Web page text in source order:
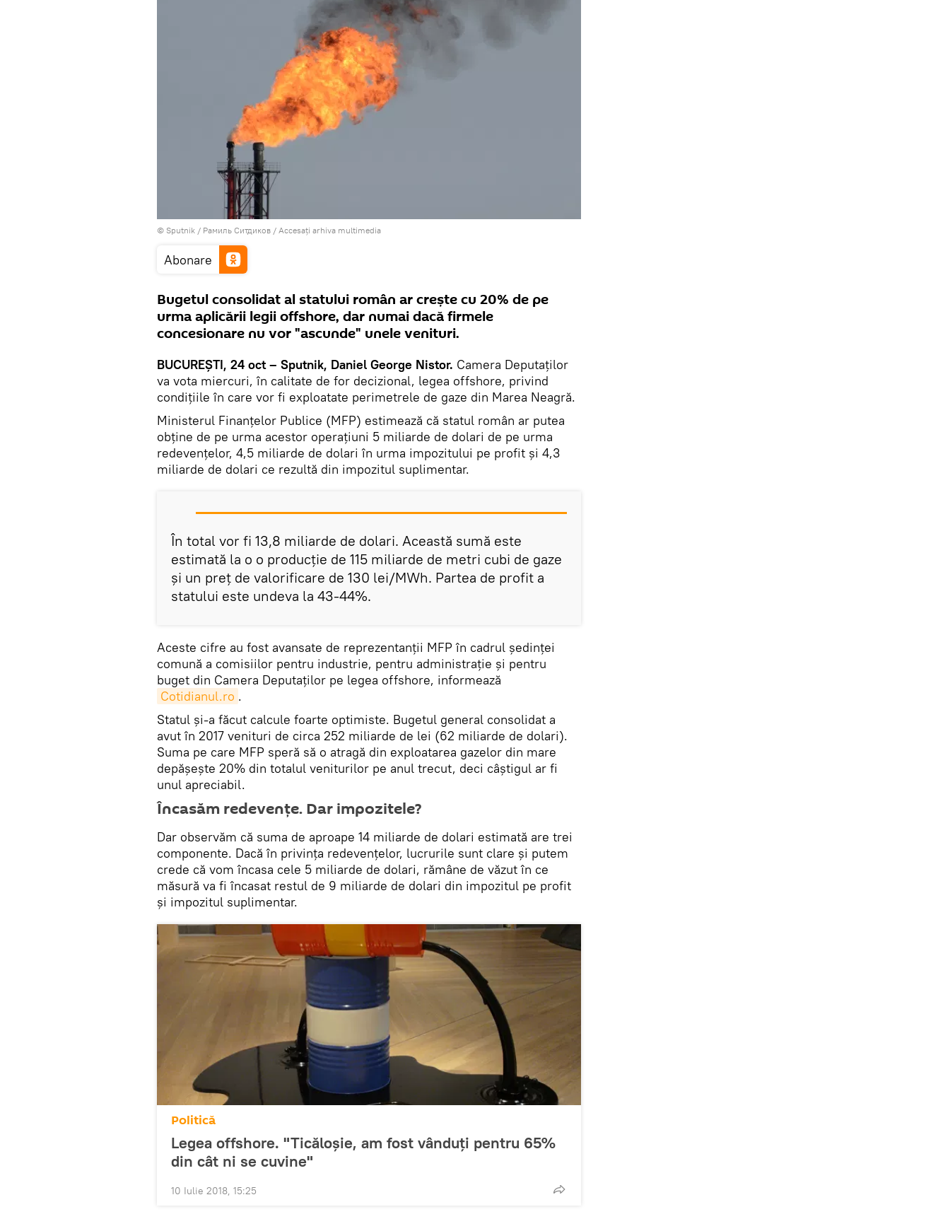
© Sputnik / Рамиль Ситдиков / Accesați arhiva multimedia
Abonare
Bugetul consolidat al statului român ar crește cu 20% de pe
urma aplicării legii offshore, dar numai dacă firmele
concesionare nu vor "ascunde" unele venituri.
BUCUREȘTI, 24 oct – Sputnik, Daniel George Nistor. Camera Deputaţilor
va vota miercuri, în calitate de for decizional, legea offshore, privind
condiţiile în care vor fi exploatate perimetrele de gaze din Marea Neagră.
Ministerul Finanțelor Publice (MFP) estimează că statul român ar putea
obține de pe urma acestor operațiuni 5 miliarde de dolari de pe urma
redevențelor, 4,5 miliarde de dolari în urma impozitului pe profit și 4,3
miliarde de dolari ce rezultă din impozitul suplimentar.
În total vor fi 13,8 miliarde de dolari. Această sumă este
estimată la o o producție de 115 miliarde de metri cubi de gaze
și un preț de valorificare de 130 lei/MWh. Partea de profit a
statului este undeva la 43-44%.
Aceste cifre au fost avansate de reprezentanții MFP în cadrul ședinței
comună a comisiilor pentru industrie, pentru administrație și pentru
buget din Camera Deputaților pe legea offshore, informează
Cotidianul.ro .
Statul și-a făcut calcule foarte optimiste. Bugetul general consolidat a
avut în 2017 venituri de circa 252 miliarde de lei (62 miliarde de dolari).
Suma pe care MFP speră să o atragă din exploatarea gazelor din mare
depășește 20% din totalul veniturilor pe anul trecut, deci câștigul ar fi
unul apreciabil.
Încasăm redevențe. Dar impozitele?
Dar observăm că suma de aproape 14 miliarde de dolari estimată are trei
componente. Dacă în privința redevențelor, lucrurile sunt clare și putem
crede că vom încasa cele 5 miliarde de dolari, rămâne de văzut în ce
măsură va fi încasat restul de 9 miliarde de dolari din impozitul pe profit
și impozitul suplimentar.
Politică
Legea offshore. "Ticăloșie, am fost vânduți pentru 65%
din cât ni se cuvine"
10 Iulie 2018, 15:25